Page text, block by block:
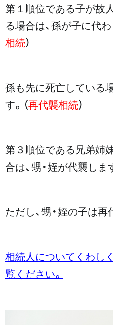
第１順位である子が故
る場合は、孫が子に代
相続）
孫も先に死亡している
す。（再代襲相続）
第３順位である兄弟姉
合は、甥・姪が代襲しま
ただし、甥・姪の子は再
相続人についてくわし
覧ください。